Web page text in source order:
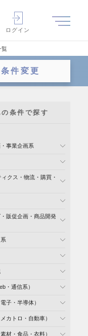
ログイン
覧
条件変更
条件で探す
事業企画系
クス・物流・購買・
販促企画・商品開発
・通信系）
子・半導体）
カトロ・自動車）
材・食品・衣料）